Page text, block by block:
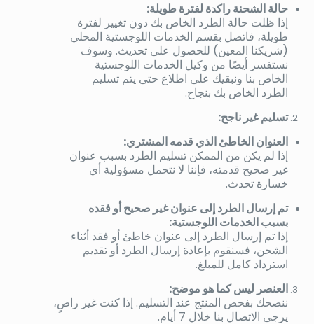
حالة الشحنة راكدة لفترة طويلة:
إذا ظلت حالة الطرد الخاص بك دون تغيير لفترة
طويلة، فاتصل بقسم الخدمات اللوجستية المحلي
(شريكنا المعين) للحصول على تحديث. وسوف
نستفسر أيضًا من وكيل الخدمات اللوجستية
الخاص بنا ونبقيك على اطلاع حتى يتم تسليم
الطرد الخاص بك بنجاح.
تسليم غير ناجح:
العنوان الخاطئ الذي قدمه المشتري:
إذا لم يكن من الممكن تسليم الطرد بسبب عنوان
غير صحيح قدمته، فإننا لا نتحمل مسؤولية أي
خسارة تحدث.
تم إرسال الطرد إلى عنوان غير صحيح أو فقده
بسبب الخدمات اللوجستية:
إذا تم إرسال الطرد إلى عنوان خاطئ أو فقد أثناء
الشحن، فسنقوم بإعادة إرسال الطرد أو تقديم
استرداد كامل للمبلغ.
العنصر ليس كما هو موضح:
ننصحك بفحص المنتج عند التسليم. إذا كنت غير راضٍ،
يرجى الاتصال بنا خلال 7 أيام.